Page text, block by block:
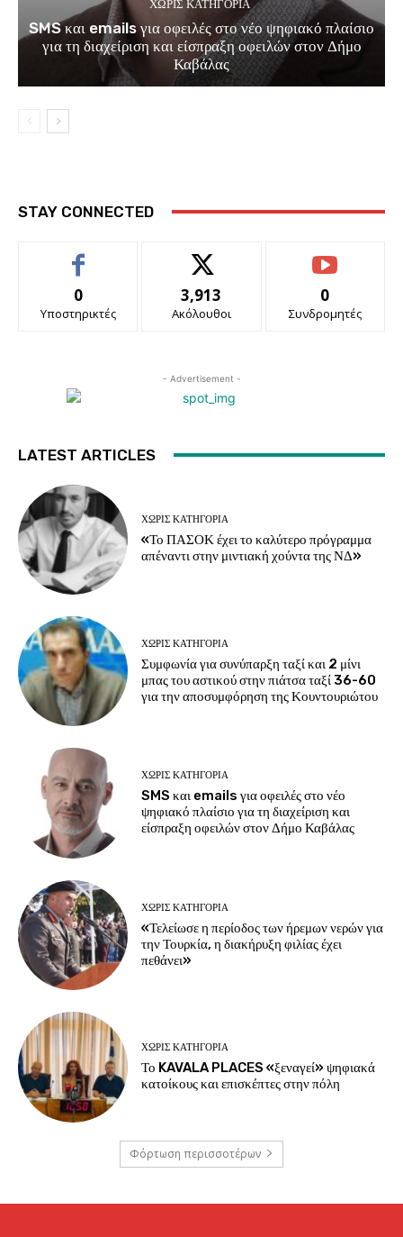
ΧΩΡΊΣ ΚΑΤΗΓΟΡΊΑ
SMS και emails για οφειλές στο νέο ψηφιακό πλαίσιο
για τη διαχείριση και είσπραξη οφειλών στον Δήμο
Καβάλας
STAY CONNECTED
0
Υποστηρικτές
3,913
Ακόλουθοι
0
Συνδρομητές
- Advertisement -
LATEST ARTICLES
ΧΩΡΊΣ ΚΑΤΗΓΟΡΊΑ
«Το ΠΑΣΟΚ έχει το καλύτερο πρόγραμμα
απέναντι στην μιντιακή χούντα της ΝΔ»
ΧΩΡΊΣ ΚΑΤΗΓΟΡΊΑ
Συμφωνία για συνύπαρξη ταξί και 2 μίνι
μπας του αστικού στην πιάτσα ταξί 36-60
για την αποσυμφόρηση της Κουντουριώτου
ΧΩΡΊΣ ΚΑΤΗΓΟΡΊΑ
SMS και emails για οφειλές στο νέο
ψηφιακό πλαίσιο για τη διαχείριση και
είσπραξη οφειλών στον Δήμο Καβάλας
ΧΩΡΊΣ ΚΑΤΗΓΟΡΊΑ
«Τελείωσε η περίοδος των ήρεμων νερών για
την Τουρκία, η διακήρυξη φιλίας έχει
πεθάνει»
ΧΩΡΊΣ ΚΑΤΗΓΟΡΊΑ
Το KAVALA PLACES «ξεναγεί» ψηφιακά
κατοίκους και επισκέπτες στην πόλη
Φόρτωση περισσοτέρων